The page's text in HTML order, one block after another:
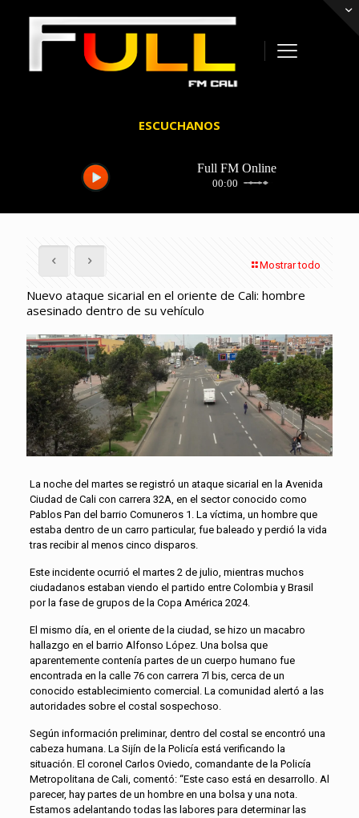
ESCUCHANOS
Mostrar todo
Nuevo ataque sicarial en el oriente de Cali: hombre
asesinado dentro de su vehículo
La noche del martes se registró un ataque sicarial en la Avenida
Ciudad de Cali con carrera 32A, en el sector conocido como
Pablos Pan del barrio Comuneros 1. La víctima, un hombre que
estaba dentro de un carro particular, fue baleado y perdió la vida
tras recibir al menos cinco disparos.
Este incidente ocurrió el martes 2 de julio, mientras muchos
ciudadanos estaban viendo el partido entre Colombia y Brasil
por la fase de grupos de la Copa América 2024.
El mismo día, en el oriente de la ciudad, se hizo un macabro
hallazgo en el barrio Alfonso López. Una bolsa que
aparentemente contenía partes de un cuerpo humano fue
encontrada en la calle 76 con carrera 7l bis, cerca de un
conocido establecimiento comercial. La comunidad alertó a las
autoridades sobre el costal sospechoso.
Según información preliminar, dentro del costal se encontró una
cabeza humana. La Sijín de la Policía está verificando la
situación. El coronel Carlos Oviedo, comandante de la Policía
Metropolitana de Cali, comentó: “Este caso está en desarrollo. Al
parecer, hay partes de un hombre en una bolsa y una nota.
Estamos adelantando todas las labores para determinar las